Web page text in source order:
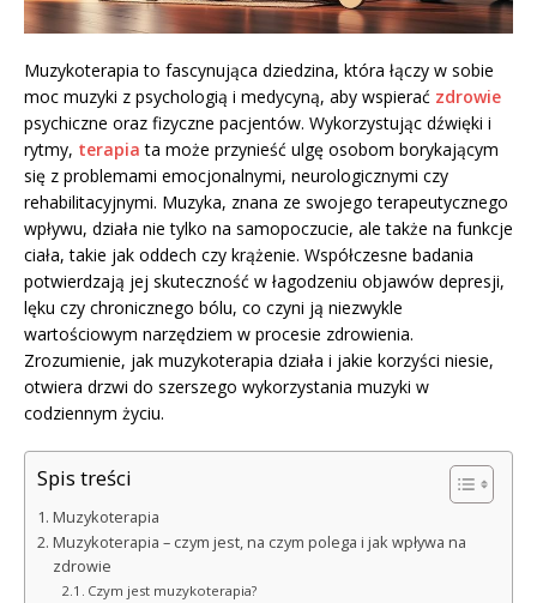
Muzykoterapia to fascynująca dziedzina, która łączy w sobie
moc muzyki z psychologią i medycyną, aby wspierać zdrowie
psychiczne oraz fizyczne pacjentów. Wykorzystując dźwięki i
rytmy, terapia ta może przynieść ulgę osobom borykającym
się z problemami emocjonalnymi, neurologicznymi czy
rehabilitacyjnymi. Muzyka, znana ze swojego terapeutycznego
wpływu, działa nie tylko na samopoczucie, ale także na funkcje
ciała, takie jak oddech czy krążenie. Współczesne badania
potwierdzają jej skuteczność w łagodzeniu objawów depresji,
lęku czy chronicznego bólu, co czyni ją niezwykle
wartościowym narzędziem w procesie zdrowienia.
Zrozumienie, jak muzykoterapia działa i jakie korzyści niesie,
otwiera drzwi do szerszego wykorzystania muzyki w
codziennym życiu.
Spis treści
Muzykoterapia
Muzykoterapia – czym jest, na czym polega i jak wpływa na
zdrowie
Czym jest muzykoterapia?